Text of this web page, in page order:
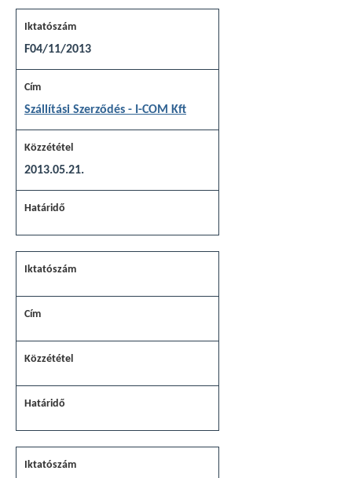
F04/11/2013
Szállítási Szerződés - I-COM Kft
2013.05.21.